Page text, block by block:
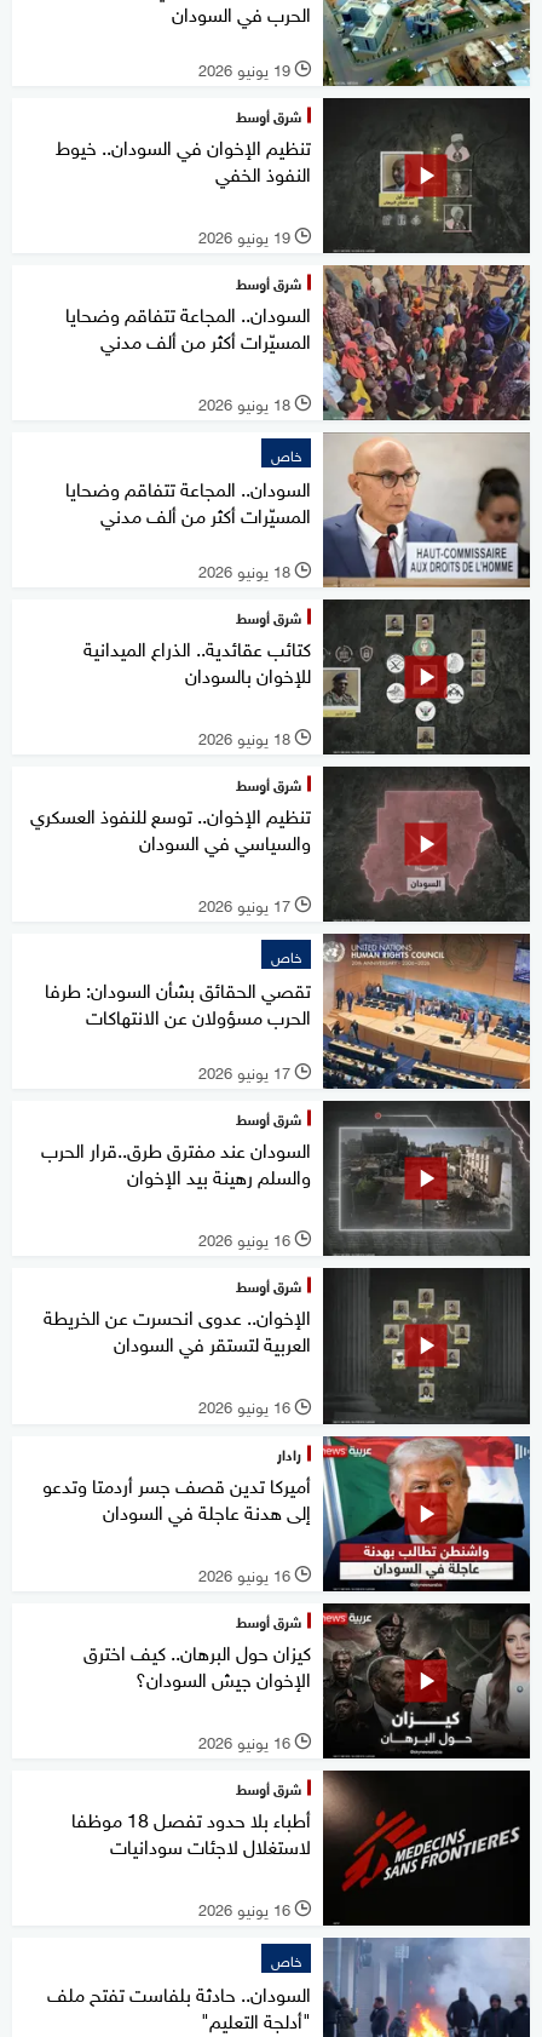
الحرب في السودان
l 19 يونيو 2026
شرق أوسط
تنظيم الإخوان في السودان.. خيوط
النفوذ الخفي
l 19 يونيو 2026
شرق أوسط
السودان.. المجاعة تتفاقم وضحايا
المسيّرات أكثر من ألف مدني
l 18 يونيو 2026
خاص
السودان.. المجاعة تتفاقم وضحايا
المسيّرات أكثر من ألف مدني
l 18 يونيو 2026
شرق أوسط
كتائب عقائدية.. الذراع الميدانية
للإخوان بالسودان
l 18 يونيو 2026
شرق أوسط
تنظيم الإخوان.. توسع للنفوذ العسكري
والسياسي في السودان
l 17 يونيو 2026
خاص
تقصي الحقائق بشأن السودان: طرفا
الحرب مسؤولان عن الانتهاكات
l 17 يونيو 2026
شرق أوسط
السودان عند مفترق طرق..قرار الحرب
والسلم رهينة بيد الإخوان
l 16 يونيو 2026
شرق أوسط
الإخوان.. عدوى انحسرت عن الخريطة
العربية لتستقر في السودان
l 16 يونيو 2026
رادار
أميركا تدين قصف جسر أردمتا وتدعو
إلى هدنة عاجلة في السودان
l 16 يونيو 2026
شرق أوسط
كيزان حول البرهان.. كيف اخترق
الإخوان جيش السودان؟
l 16 يونيو 2026
شرق أوسط
أطباء بلا حدود تفصل 18 موظفا
لاستغلال لاجئات سودانيات
l 16 يونيو 2026
خاص
السودان.. حادثة بلفاست تفتح ملف
"أدلجة التعليم"